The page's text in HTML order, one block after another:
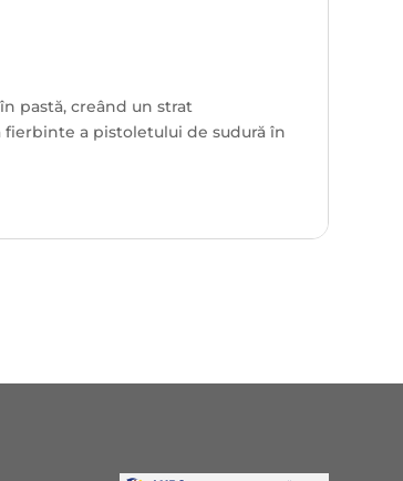
pastă, creând un strat
a pistoletului de sudură în